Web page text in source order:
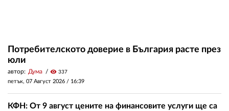
Потребителското доверие в България расте през
юли
автор: Дума visibility 337
петък, 07 Август 2026 / 16:39
КФН: От 9 август цените на финансовите услуги ще са